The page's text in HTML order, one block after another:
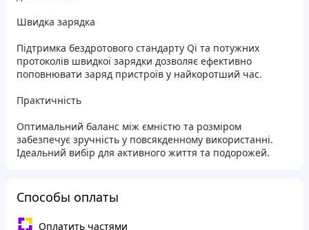
Швидка зарядка
Підтримка бездротового стандарту Qi та потужних
протоколів швидкої зарядки дозволяє ефективно
поповнювати заряд пристроїв у найкоротший час.
Практичність
Оптимальний баланс між ємністю та розміром
забезпечує зручність у повсякденному використанні.
Ідеальний вибір для активного життя та подорожей.
Способы оплаты
Оплатить частями